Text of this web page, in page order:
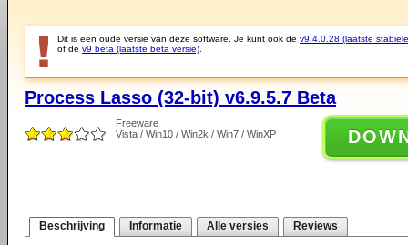
Dit is een oude versie van deze software. Je kunt ook de v9.4.0.28 (laatste
of de v9 beta (laatste beta versie)
Process Lasso (32-bit) v6.9.5.7 Beta
Freeware
Vista / Win10 / Win2k / Win7 / WinXP
Beschrijving Informatie Alle versies Reviews